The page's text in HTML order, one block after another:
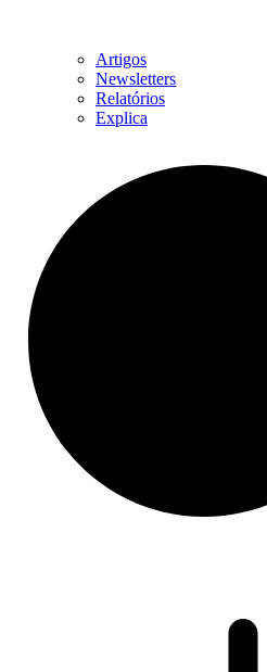
Artigos
Newsletters
Relatórios
Explica